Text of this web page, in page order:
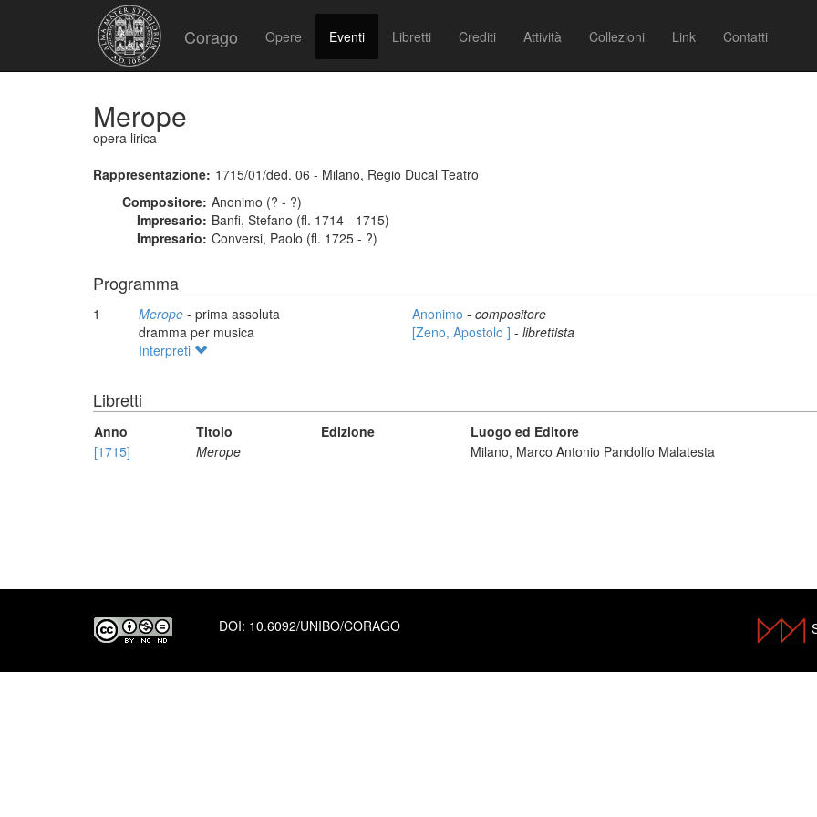
Corago Opere Eventi Libretti Crediti Attività Collezioni Link Contatti
Merope
opera lirica
Rappresentazione: 1715/01/ded. 06 - Milano, Regio Ducal Teatro
Compositore: Anonimo (? - ?)
Impresario: Banfi, Stefano (fl. 1714 - 1715)
Impresario: Conversi, Paolo (fl. 1725 - ?)
Programma
1 Merope - prima assoluta
dramma per musica
Anonimo - compositore
[Zeno, Apostolo ] - librettista
Interpreti
Libretti
Anno Titolo Edizione
Luogo ed Editore
[1715]
Merope Milano, Marco Antonio Pandolfo Malatesta
DOI: 10.6092/UNIBO/CORAGO